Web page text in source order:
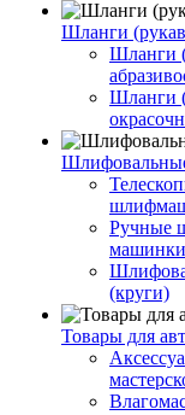
Шланги
Шланги
Шланги
Ручные
машинки
(круги)
Товары для